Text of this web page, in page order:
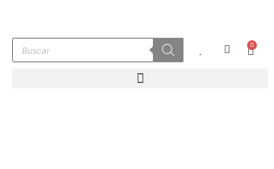
conteúdo
Pesquisar
produtos
0